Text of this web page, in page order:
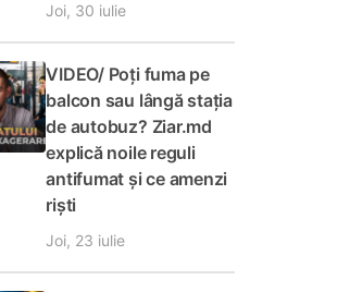
Joi, 30 iulie
VIDEO/ Poți fuma pe
balcon sau lângă stația
de autobuz? Ziar.md
explică noile reguli
antifumat și ce amenzi
riști
Joi, 23 iulie